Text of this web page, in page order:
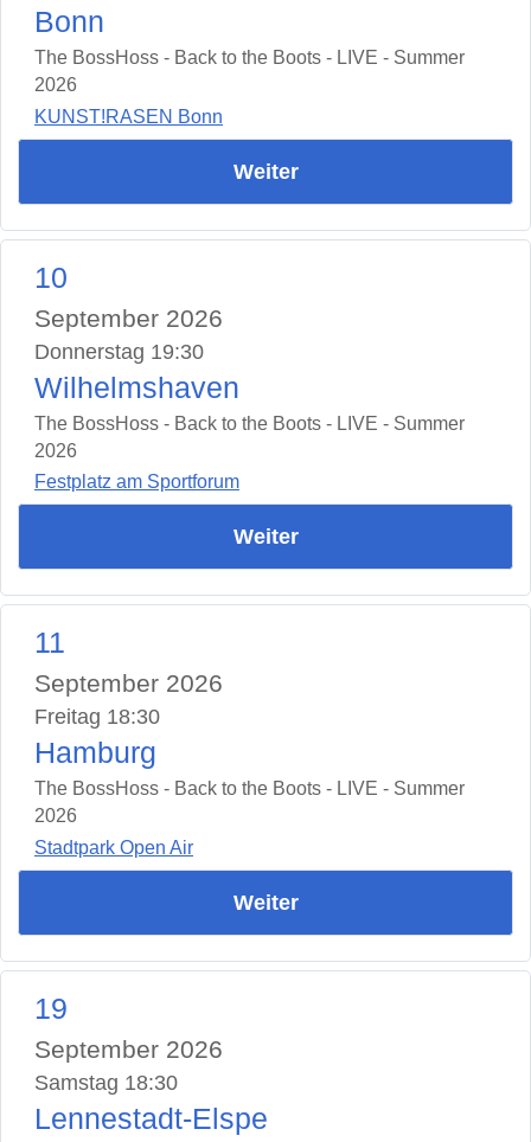
Bonn
The BossHoss - Back to the Boots - LIVE - Summer
2026
KUNST!RASEN Bonn
Weiter
10
September 2026
Donnerstag 19:30
Wilhelmshaven
The BossHoss - Back to the Boots - LIVE - Summer
2026
Festplatz am Sportforum
Weiter
11
September 2026
Freitag 18:30
Hamburg
The BossHoss - Back to the Boots - LIVE - Summer
2026
Stadtpark Open Air
Weiter
19
September 2026
Samstag 18:30
Lennestadt-Elspe